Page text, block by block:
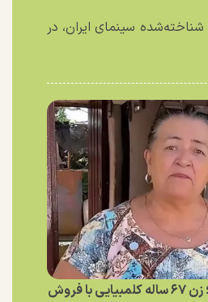
شناخته‌شده سینمای ایران، در
ملکه شایعه کلمبیا؛ زن ۶۷ ساله کلمبیایی با فروش